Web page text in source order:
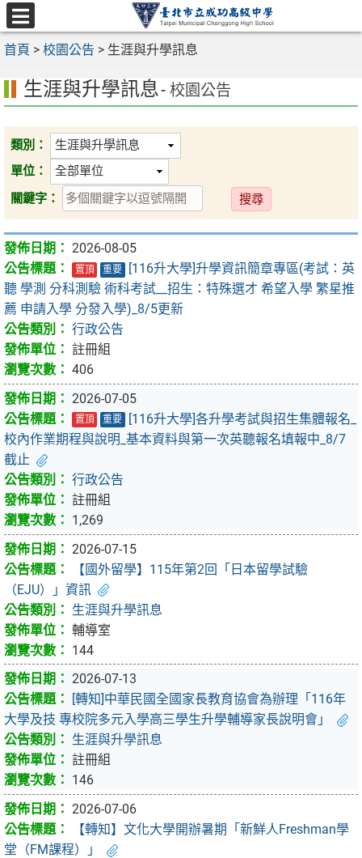
跳
至
主
容
區
選
單
首頁 > 校園公告 > 生涯與升學訊息
生涯與升學訊息- 校園公告
類別：
單位：
關鍵字：
送
出
2026-08-05
置頂 重要
[116升大學]升學資訊簡章專區(考試：英
聽 學測 分科測驗 術科考試__招生：特殊選才 希望入學 繁星推
薦 申請入學 分發入學)_8/5更新
行政公告
註冊組
406
2026-07-05
置頂 重要
[116升大學]各升學考試與招生集體報名_
校內作業期程與說明_基本資料與第一次英聽報名填報中_8/7
截止
行政公告
註冊組
1,269
2026-07-15
【國外留學】115年第2回「日本留學試驗
（EJU）」資訊
生涯與升學訊息
輔導室
144
2026-07-13
[轉知]中華民國全國家長教育協會為辦理「116年
大學及技 專校院多元入學高三學生升學輔導家長說明會」
生涯與升學訊息
註冊組
146
2026-07-06
【轉知】文化大學開辦暑期「新鮮人Freshman學
堂（FM課程）」